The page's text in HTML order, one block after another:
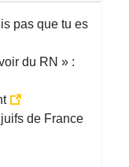
pas que tu es
du RN » :
de France